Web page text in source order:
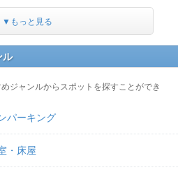
▼もっと見る
ル
ジャンルからスポットを探すことができ
パーキング
・床屋